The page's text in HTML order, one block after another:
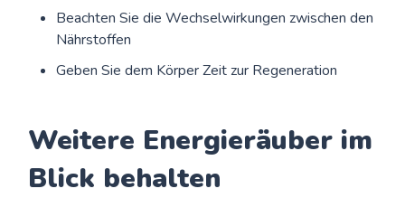
Beachten Sie die Wechselwirkungen zwischen den
Nährstoffen
Geben Sie dem Körper Zeit zur Regeneration
Weitere Energieräuber im
Blick behalten